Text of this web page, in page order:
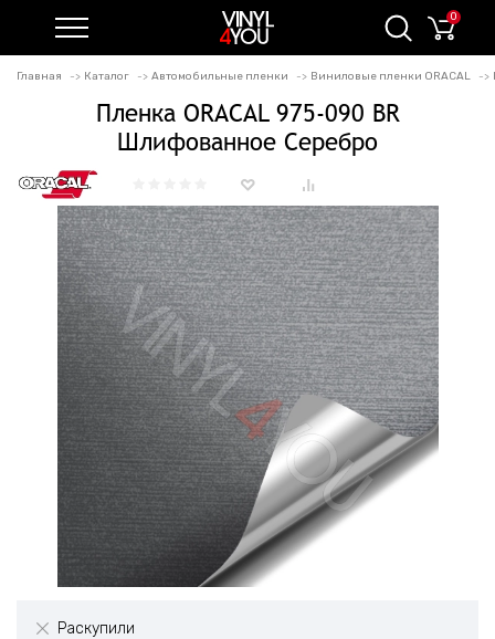
0
Главная Каталог Автомобильные пленки Виниловые пленки ORACAL
Пленка ORACAL 975-090 BR
Шлифованное Серебро
Раскупили